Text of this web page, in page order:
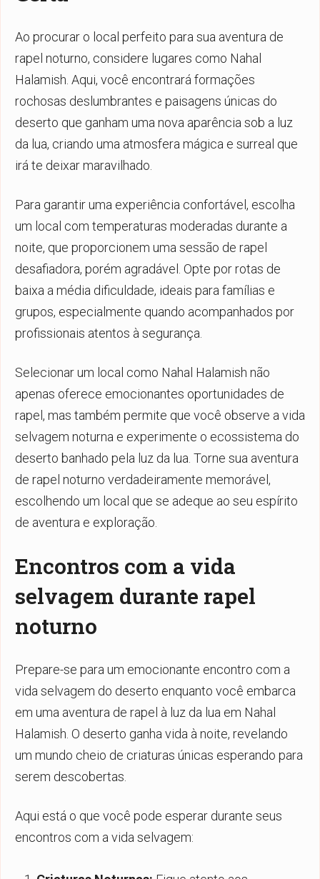
Ao procurar o local perfeito para sua aventura de
rapel noturno, considere lugares como Nahal
Halamish. Aqui, você encontrará formações
rochosas deslumbrantes e paisagens únicas do
deserto que ganham uma nova aparência sob a luz
da lua, criando uma atmosfera mágica e surreal que
irá te deixar maravilhado.
Para garantir uma experiência confortável, escolha
um local com temperaturas moderadas durante a
noite, que proporcionem uma sessão de rapel
desafiadora, porém agradável. Opte por rotas de
baixa a média dificuldade, ideais para famílias e
grupos, especialmente quando acompanhados por
profissionais atentos à segurança.
Selecionar um local como Nahal Halamish não
apenas oferece emocionantes oportunidades de
rapel, mas também permite que você observe a vida
selvagem noturna e experimente o ecossistema do
deserto banhado pela luz da lua. Torne sua aventura
de rapel noturno verdadeiramente memorável,
escolhendo um local que se adeque ao seu espírito
de aventura e exploração.
Encontros com a vida
selvagem durante rapel
noturno
Prepare-se para um emocionante encontro com a
vida selvagem do deserto enquanto você embarca
em uma aventura de rapel à luz da lua em Nahal
Halamish. O deserto ganha vida à noite, revelando
um mundo cheio de criaturas únicas esperando para
serem descobertas.
Aqui está o que você pode esperar durante seus
encontros com a vida selvagem: